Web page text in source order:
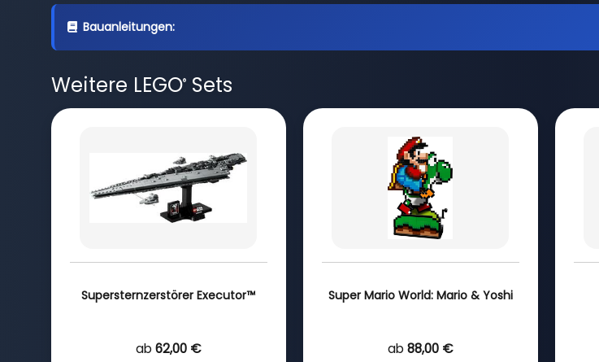
Bauanleitungen:
Weitere LEGO®Sets
Supersternzerstörer Executor™
ab 62,00 €
Super Mario World: Mario & Yoshi
ab 88,00 €